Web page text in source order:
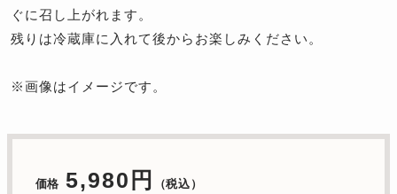
ぐに召し上がれます。
残りは冷蔵庫に入れて後からお楽しみください。
※画像はイメージです。
価格 5,980円 （税込）